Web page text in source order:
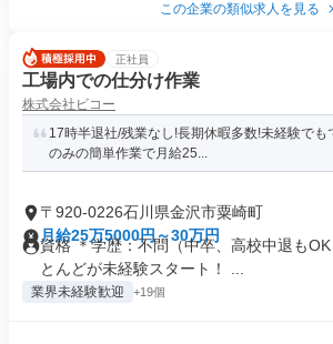
この企業の類似求人を見る
正社員
工場内での仕分け作業
株式会社ビコー
17時半退社/残業なし!長期休暇多数!未経験でも
のみの簡単作業で月給25...
〒920-0226石川県金沢市粟崎町
月給25万5000円～30万円
資格 ＊学歴：不問（中卒、高校中退も
とんどが未経験スタート！ ...
業界未経験歓迎 +19個